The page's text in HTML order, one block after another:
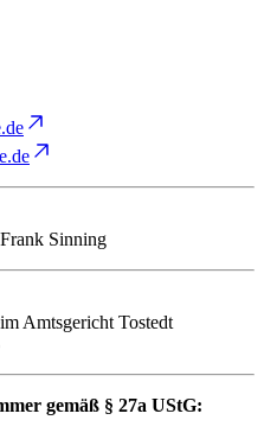
Sinning
Amtsgericht Tostedt
gemäß § 27a UStG: